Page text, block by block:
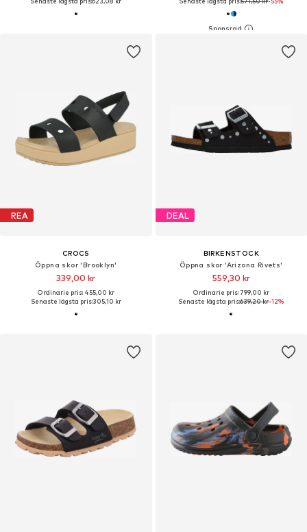
REA
CROCS
Öppna skor 'Brooklyn'
339,00 kr
Ordinarie pris: 455,00 kr
Senaste lägsta pris:305,10 kr
DEAL
BIRKENSTOCK
Öppna skor 'Arizona Rivets'
559,30 kr
Ordinarie pris: 799,00 kr
Senaste lägsta pris:639,20 kr-12%